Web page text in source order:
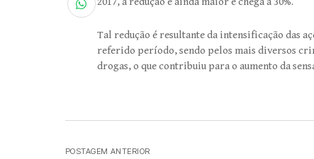
Tal redução é resultante da intensificação das
referido período, sendo pelos mais diversos
drogas, o que contribuiu para o aumento da
POSTAGEM ANTERIOR